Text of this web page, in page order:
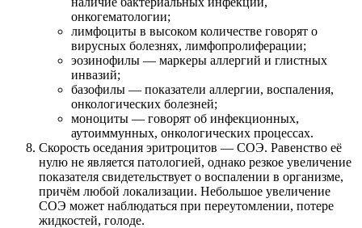
онкогематологии;
лимфоциты в высоком количестве говорят о
вирусных болезнях, лимфопролиферации;
эозинофилы — маркеры аллергий и глистных
инвазий;
базофилы — показатели аллергии, воспаления,
онкологических болезней;
моноциты — говорят об инфекционных,
аутоиммунных, онкологических процессах.
Скорость оседания эритроцитов — СОЭ. Равенство её
нулю не является патологией, однако резкое увеличение
показателя свидетельствует о воспалении в организме,
причём любой локализации. Небольшое увеличение
СОЭ может наблюдаться при переутомлении, потере
жидкостей, голоде.